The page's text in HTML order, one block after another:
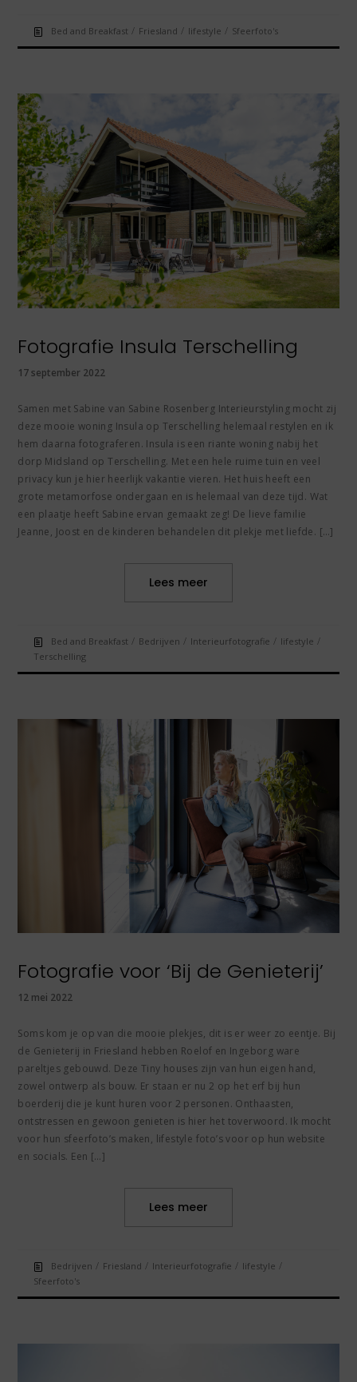
Bed and Breakfast / Friesland / lifestyle / Sfeerfoto's
Fotografie Insula Terschelling
17 september 2022
Samen met Sabine van Sabine Rosenberg Interieurstyling mocht zij
deze mooie woning Insula op Terschelling helemaal restylen en ik
hem daarna fotograferen. Insula is een riante woning nabij het
dorp Midsland op Terschelling. Met een hele ruime tuin en veel
privacy kun je hier heerlijk vakantie vieren. Het huis heeft een
grote metamorfose ondergaan en is helemaal van deze tijd. Wat
een plaatje heeft Sabine ervan gemaakt zeg! De lieve familie
Jeanne, Joost en de kinderen behandelen dit plekje met liefde. […]
Lees meer
Bed and Breakfast / Bedrijven / Interieurfotografie / lifestyle /
Terschelling
Fotografie voor ‘Bij de Genieterij’
12 mei 2022
Soms kom je op van die mooie plekjes, dit is er weer zo eentje. Bij
de Genieterij in Friesland hebben Roelof en Ingeborg ware
pareltjes gebouwd. Deze Tiny houses zijn van hun eigen hand,
zowel ontwerp als bouw. Er staan er nu 2 op het erf bij hun
boerderij die je kunt huren voor 2 personen. Onthaasten,
ontstressen en gewoon genieten is hier het toverwoord. Ik mocht
voor hun sfeerfoto’s maken, lifestyle foto’s voor op hun website
en socials. Een […]
Lees meer
Bedrijven / Friesland / Interieurfotografie / lifestyle /
Sfeerfoto's